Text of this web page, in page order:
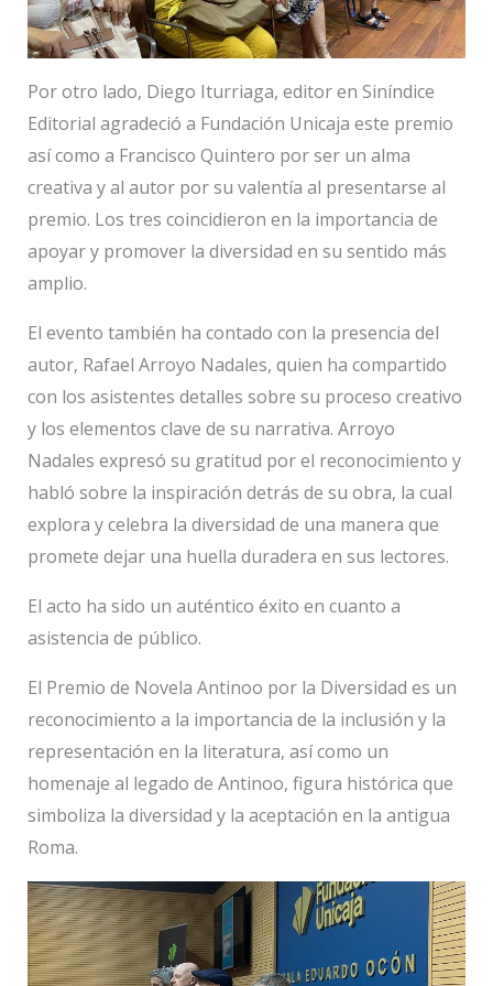
Por otro lado, Diego Iturriaga, editor en Siníndice
Editorial agradeció a Fundación Unicaja este premio
así como a Francisco Quintero por ser un alma
creativa y al autor por su valentía al presentarse al
premio. Los tres coincidieron en la importancia de
apoyar y promover la diversidad en su sentido más
amplio.
El evento también ha contado con la presencia del
autor, Rafael Arroyo Nadales, quien ha compartido
con los asistentes detalles sobre su proceso creativo
y los elementos clave de su narrativa. Arroyo
Nadales expresó su gratitud por el reconocimiento y
habló sobre la inspiración detrás de su obra, la cual
explora y celebra la diversidad de una manera que
promete dejar una huella duradera en sus lectores.
El acto ha sido un auténtico éxito en cuanto a
asistencia de público.
El Premio de Novela Antinoo por la Diversidad es un
reconocimiento a la importancia de la inclusión y la
representación en la literatura, así como un
homenaje al legado de Antinoo, figura histórica que
simboliza la diversidad y la aceptación en la antigua
Roma.